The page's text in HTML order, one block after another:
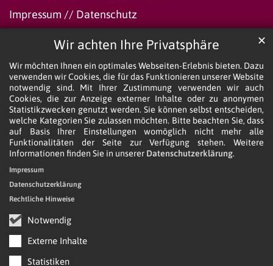
Wir achten Ihre Privatsphäre
Wir möchten Ihnen ein optimales Webseiten-Erlebnis bieten. Dazu
verwenden wir Cookies, die für das Funktionieren unserer Website
notwendig sind. Mit Ihrer Zustimmung verwenden wir auch
Cookies, die zur Anzeige externer Inhalte oder zu anonymen
Statistikzwecken genutzt werden. Sie können selbst entscheiden,
welche Kategorien Sie zulassen möchten. Bitte beachten Sie, dass
auf Basis Ihrer Einstellungen womöglich nicht mehr alle
Funktionalitäten der Seite zur Verfügung stehen. Weitere
Informationen finden Sie in unserer Datenschutzerklärung.
Notwendig
Externe Inhalte
Statistiken
✕
Impressum
Datenschutzerklärung
Rechtliche Hinweise
Impressum // Datenschutz